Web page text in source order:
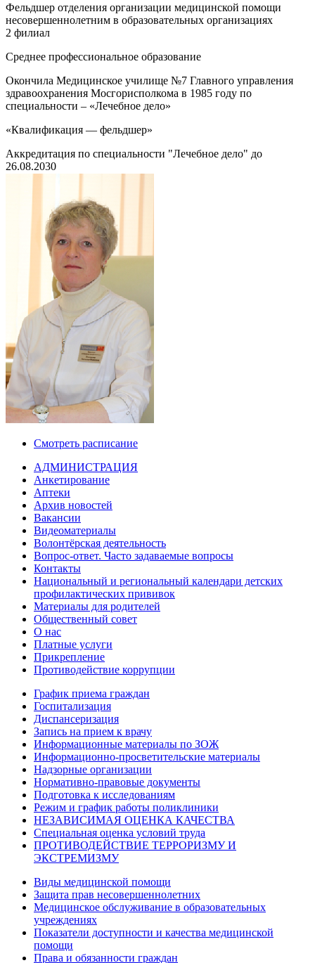
Фельдшер отделения организации медицинской помощи
несовершеннолетним в образовательных организациях
2 филиал
Среднее профессиональное образование
Окончила Медицинское училище №7 Главного управления
здравоохранения Мосгорисполкома в 1985 году по
специальности – «Лечебное дело»
«Квалификация — фельдшер»
Аккредитация по специальности "Лечебное дело" до
26.08.2030
Смотреть расписание
АДМИНИСТРАЦИЯ
Анкетирование
Аптеки
Архив новостей
Вакансии
Видеоматериалы
Волонтёрская деятельность
Вопрос-ответ. Часто задаваемые вопросы
Контакты
Национальный и региональный календари детских
профилактических прививок
Материалы для родителей
Общественный совет
О нас
Платные услуги
Прикрепление
Противодействие коррупции
График приема граждан
Госпитализация
Диспансеризация
Запись на прием к врачу
Информационные материалы по ЗОЖ
Информационно-просветительские материалы
Надзорные организации
Нормативно-правовые документы
Подготовка к исследованиям
Режим и график работы поликлиники
НЕЗАВИСИМАЯ ОЦЕНКА КАЧЕСТВА
Специальная оценка условий труда
ПРОТИВОДЕЙСТВИЕ ТЕРРОРИЗМУ И
ЭКСТРЕМИЗМУ
Виды медицинской помощи
Защита прав несовершеннолетних
Медицинское обслуживание в образовательных
учреждениях
Показатели доступности и качества медицинской
помощи
Права и обязанности граждан